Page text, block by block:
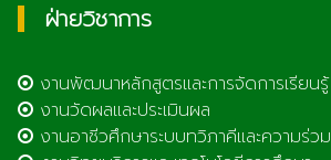
ฝ่ายวิชาการ
งานพัฒนาหลักสูตรและการจัดการเรียนรู้
งานวัดผลและประเมินผล
งานอาชีวศึกษาระบบทวิภาคีและความร่ว